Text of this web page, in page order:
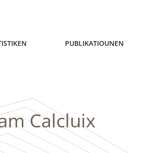
PUBLIKATIOUNEN
Calcluix